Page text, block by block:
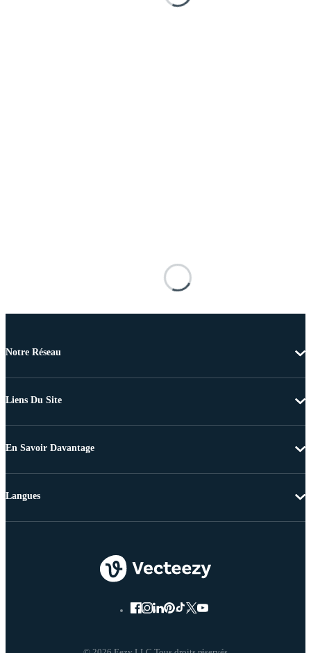
Notre Réseau
Liens Du Site
En Savoir Davantage
Langues